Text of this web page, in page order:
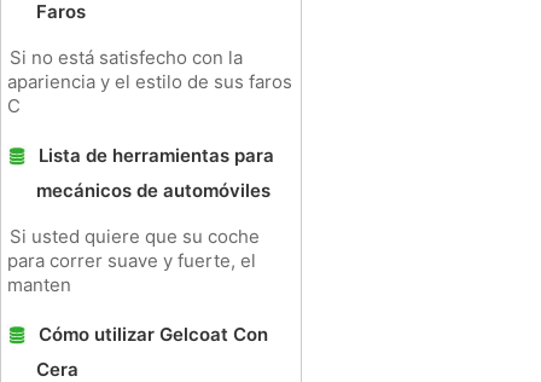
Faros
Si no está satisfecho con la
apariencia y el estilo de sus faros
C
Lista de herramientas para
mecánicos de automóviles
Si usted quiere que su coche
para correr suave y fuerte, el
manten
Cómo utilizar Gelcoat Con
Cera